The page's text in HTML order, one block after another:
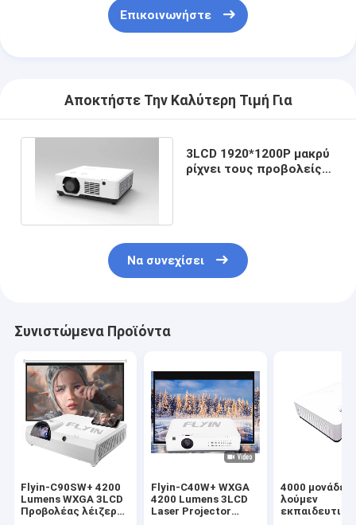
Επικοινωνήστε
Αποκτήστε Την Καλύτερη Τιμή Για
3LCD 1920*1200P μακρύ
ρίχνει τους προβολείς
Να συνεχίσει
Συνιστώμενα Προϊόντα
Flyin-C90SW+ 4200
Lumens WXGA 3LCD
Προβολέας λέιζερ
Flyin-C40W+ WXGA
4200 Lumens 3LCD
Laser Projector
4000 μονάδες
λούμεν